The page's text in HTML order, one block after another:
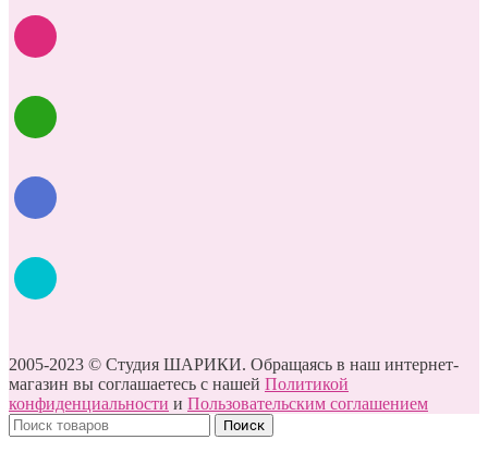
2005-2023 © Студия ШАРИКИ. Обращаясь в наш интернет-
магазин вы соглашаетесь с нашей Политикой
конфиденциальности и Пользовательским соглашением
Поиск